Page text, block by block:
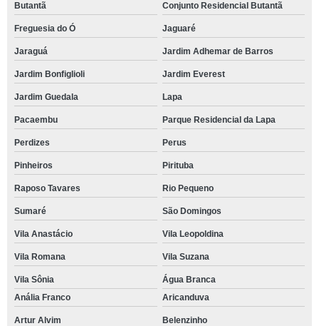
Butantã Conjunto Residencial Butantã
Freguesia do Ó Jaguaré
Jaraguá Jardim Adhemar de Barros
Jardim Bonfiglioli Jardim Everest
Jardim Guedala Lapa
Pacaembu Parque Residencial da Lapa
Perdizes Perus
Pinheiros Pirituba
Raposo Tavares Rio Pequeno
Sumaré São Domingos
Vila Anastácio Vila Leopoldina
Vila Romana Vila Suzana
Vila Sônia
Água Branca
Anália Franco
Aricanduva
Artur Alvim Belenzinho